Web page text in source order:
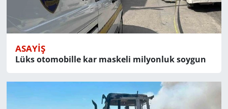
ASAYIŞ
Lüks otomobille kar maskeli milyonluk soygun